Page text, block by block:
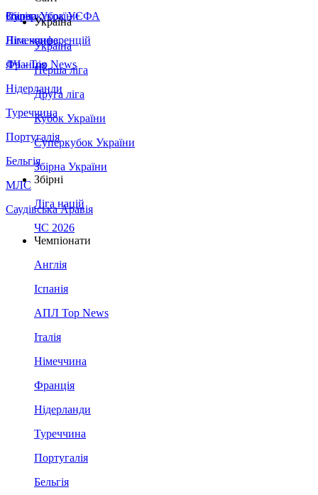
Збірна України
Італія
Німеччина
Франція
Нідерланди
Туреччина
Португалія
Бельгія
МЛС
Саудівська Аравія
Суперкубок УЄФА
Ліга конференцій
ЛЧ - Top News
Україна
Україна
Перша ліга
Друга ліга
Кубок України
Суперкубок України
Збірна України
Збірні
Ліга націй
ЧС 2026
Чемпіонати
Англія
Іспанія
АПЛ Top News
Італія
Німеччина
Франція
Нідерланди
Туреччина
Португалія
Бельгія